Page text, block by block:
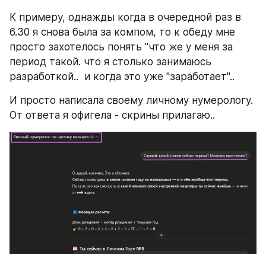
К примеру, однажды когда в очередной раз в
6.30 я снова была за компом, то к обеду мне
просто захотелось понять "что же у меня за
период такой. что я столько занимаюсь
разработкой..  и когда это уже "заработает"..
И просто написала своему личному нумерологу.
От ответа я офигела - скрины прилагаю..